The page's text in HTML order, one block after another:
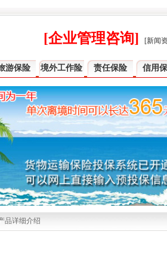
[企业管理咨询] [新闻
游保险 境外工作险 责任保险 信用
品详细介绍